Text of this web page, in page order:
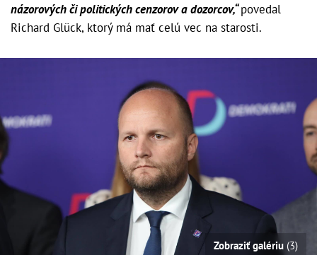
názorových či politických cenzorov a dozorcov,“povedal
Richard Glück, ktorý má mať celú vec na starosti.
Zobraziť galériu (3)